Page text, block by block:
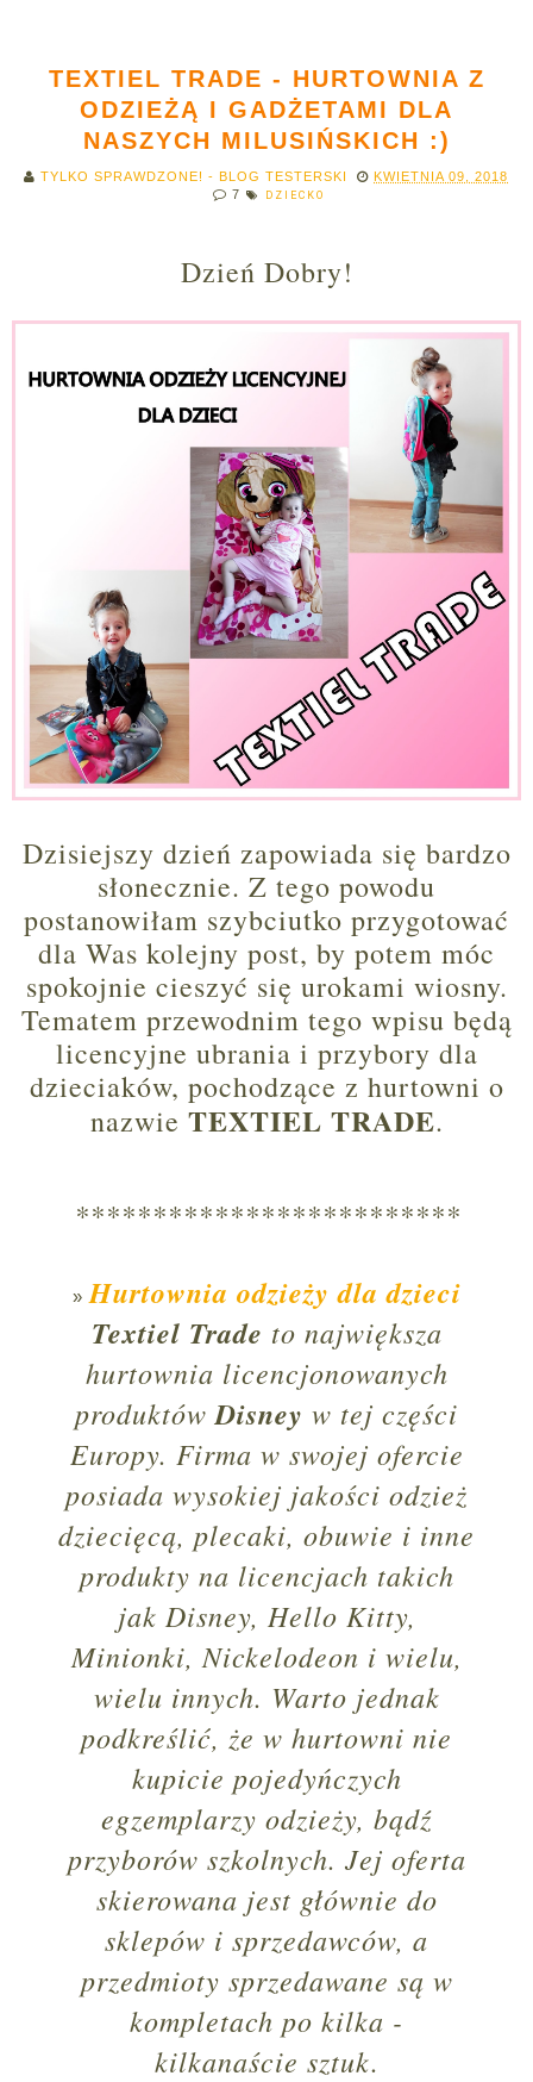
TEXTIEL TRADE - HURTOWNIA Z
ODZIEŻĄ I GADŻETAMI DLA
NASZYCH MILUSIŃSKICH :)
TYLKO SPRAWDZONE! - BLOG TESTERSKI
KWIETNIA 09, 2018
7
DZIECKO
Dzień Dobry!
Dzisiejszy dzień zapowiada się bardzo
słonecznie. Z tego powodu
postanowiłam szybciutko przygotować
dla Was kolejny post, by potem móc
spokojnie cieszyć się urokami wiosny.
Tematem przewodnim tego wpisu będą
licencyjne ubrania i przybory dla
dzieciaków, pochodzące z hurtowni o
nazwie TEXTIEL TRADE.
*************************
Hurtownia odzieży dla dzieci
Textiel Trade to największa
hurtownia licencjonowanych
produktów Disney w tej części
Europy. Firma w swojej ofercie
posiada wysokiej jakości odzież
dziecięcą, plecaki, obuwie i inne
produkty na licencjach takich
jak Disney, Hello Kitty,
Minionki, Nickelodeon i wielu,
wielu innych. Warto jednak
podkreślić, że w hurtowni nie
kupicie pojedyńczych
egzemplarzy odzieży, bądź
przyborów szkolnych. Jej oferta
skierowana jest głównie do
sklepów i sprzedawców, a
przedmioty sprzedawane są w
kompletach po kilka -
kilkanaście sztuk.